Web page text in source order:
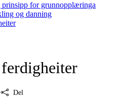
for grunnopplæringa
og danning
Del